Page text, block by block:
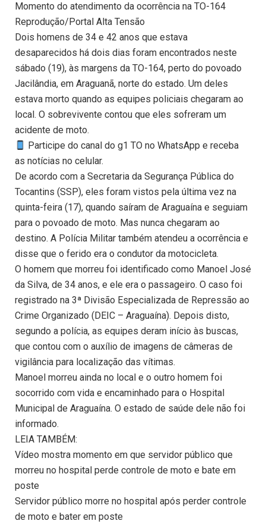
Momento do atendimento da ocorrência na TO-164
Reprodução/Portal Alta Tensão
Dois homens de 34 e 42 anos que estava
desaparecidos há dois dias foram encontrados neste
sábado (19), às margens da TO-164, perto do povoado
Jacilândia, em Araguanã, norte do estado. Um deles
estava morto quando as equipes policiais chegaram ao
local. O sobrevivente contou que eles sofreram um
acidente de moto.
Participe do canal do g1 TO no WhatsApp e receba
as notícias no celular.
De acordo com a Secretaria da Segurança Pública do
Tocantins (SSP), eles foram vistos pela última vez na
quinta-feira (17), quando saíram de Araguaína e seguiam
para o povoado de moto. Mas nunca chegaram ao
destino. A Polícia Militar também atendeu a ocorrência e
disse que o ferido era o condutor da motocicleta.
O homem que morreu foi identificado como Manoel José
da Silva, de 34 anos, e ele era o passageiro. O caso foi
registrado na 3ª Divisão Especializada de Repressão ao
Crime Organizado (DEIC – Araguaína). Depois disto,
segundo a polícia, as equipes deram início às buscas,
que contou com o auxílio de imagens de câmeras de
vigilância para localização das vítimas.
Manoel morreu ainda no local e o outro homem foi
socorrido com vida e encaminhado para o Hospital
Municipal de Araguaína. O estado de saúde dele não foi
informado.
LEIA TAMBÉM:
Vídeo mostra momento em que servidor público que
morreu no hospital perde controle de moto e bate em
poste
Servidor público morre no hospital após perder controle
de moto e bater em poste